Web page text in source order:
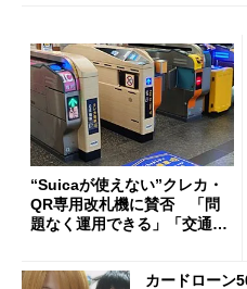
“Suicaが使えない”クレカ・
QR専用改札機に賛否 「問
題なく運用できる」「交通系I
カードローン